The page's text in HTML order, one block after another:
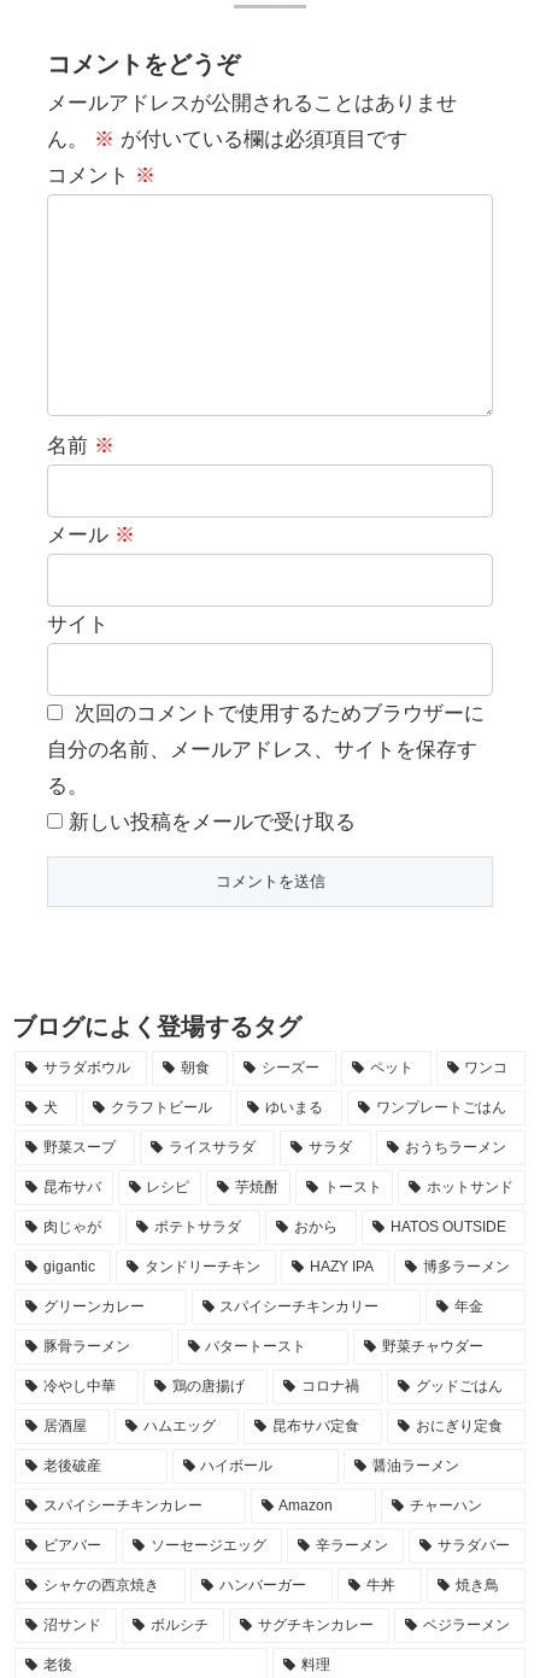
コメントをどうぞ
メールアドレスが公開されることはありませ
ん。
※ が付いている欄は必須項目です
コメント ※
名前 ※
メール ※
サイト
次回のコメントで使用するためブラウザーに
自分の名前、メールアドレス、サイトを保存す
る。
新しい投稿をメールで受け取る
ブログによく登場するタグ
サラダボウル 朝食 シーズー ペット ワンコ
犬 クラフトビール ゆいまる ワンプレートごはん
野菜スープ ライスサラダ サラダ おうちラーメン
昆布サバ レシピ 芋焼酎 トースト ホットサンド
肉じゃが ポテトサラダ おから HATOS OUTSIDE
gigantic タンドリーチキン HAZY IPA 博多ラーメン
グリーンカレー スパイシーチキンカリー 年金
豚骨ラーメン バタートースト 野菜チャウダー
冷やし中華 鶏の唐揚げ コロナ禍 グッドごはん
居酒屋 ハムエッグ 昆布サバ定食 おにぎり定食
老後破産 ハイボール 醤油ラーメン
スパイシーチキンカレー Amazon チャーハン
ビアバー ソーセージエッグ 辛ラーメン サラダバー
シャケの西京焼き ハンバーガー 牛丼 焼き鳥
沼サンド ボルシチ サグチキンカレー ベジラーメン
老後 料理